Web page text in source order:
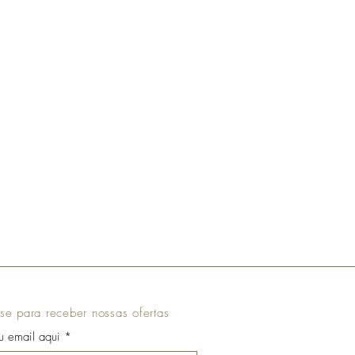
para receber nossas ofertas
email aqui